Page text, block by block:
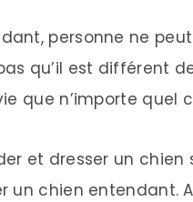
personne ne
qu’il est différent
que n’importe quel
et dresser un
un chien entendant.